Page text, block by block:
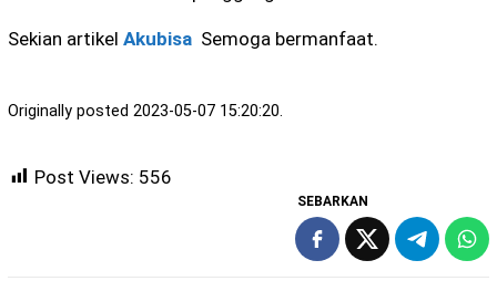
Sekian artikel Akubisa Semoga bermanfaat.
Originally posted 2023-05-07 15:20:20.
Post Views: 556
SEBARKAN